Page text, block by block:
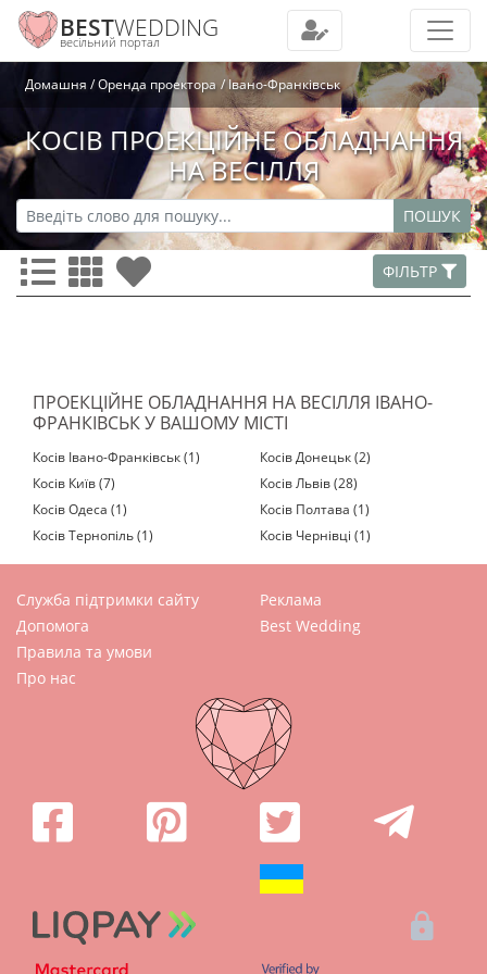
BESTWEDDING
весільний портал
Домашня Оренда проектора Івано-Франківськ
КОСІВ ПРОЕКЦІЙНЕ ОБЛАДНАННЯ
НА ВЕСІЛЛЯ
ПОШУК
ФІЛЬТР
ПРОЕКЦІЙНЕ ОБЛАДНАННЯ НА ВЕСІЛЛЯ ІВАНО-
ФРАНКІВСЬК У ВАШОМУ МІСТІ
Косів Івано-Франківськ (1)
Косів Донецьк (2)
Косів Київ (7)
Косів Львів (28)
Косів Одеса (1)
Косів Полтава (1)
Косів Тернопіль (1)
Косів Чернівці (1)
Служба підтримки сайту
Допомога
Правила та умови
Про нас
Реклама
Best Wedding